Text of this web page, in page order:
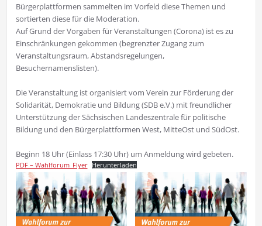
Bürgerplattformen sammelten im Vorfeld diese Themen und
sortierten diese für die Moderation.
Auf Grund der Vorgaben für Veranstaltungen (Corona) ist es zu
Einschränkungen gekommen (begrenzter Zugang zum
Veranstaltungsraum, Abstandsregelungen,
Besuchernamenslisten).
Die Veranstaltung ist organisiert vom Verein zur Förderung der
Solidarität, Demokratie und Bildung (SDB e.V.) mit freundlicher
Unterstützung der Sächsischen Landeszentrale für politische
Bildung und den Bürgerplattformen West, MitteOst und SüdOst.
Beginn 18 Uhr (Einlass 17:30 Uhr) um Anmeldung wird gebeten.
PDF – Wahlforum_Flyer Herunterladen